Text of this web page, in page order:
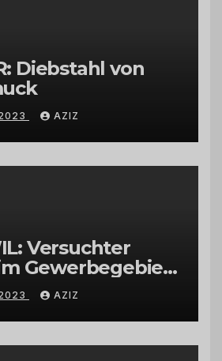
Diebstahl von
AZIZ
Versuchter
Gewerbegebiet
AZIZ